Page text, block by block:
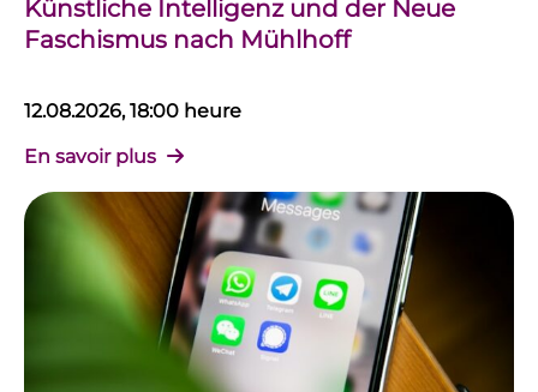
Künstliche Intelligenz und der Neue
Faschismus nach Mühlhoff
12.08.2026, 18:00 heure
En savoir plus